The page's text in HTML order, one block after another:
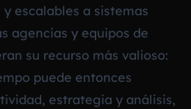
escalables a sistemas
agencias y equipos de
su recurso más valioso:
puede entonces
estrategia y análisis,